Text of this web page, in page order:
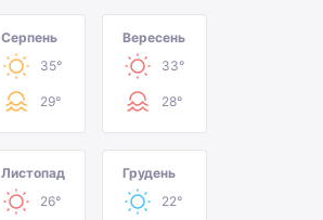
Серпень
35°
29°
Вересень
33°
28°
Листопад
26°
Грудень
22°